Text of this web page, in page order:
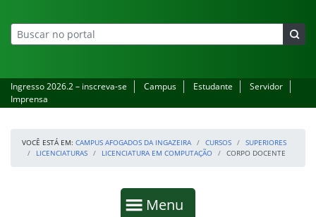
Ingresso 2026.2 – inscreva-se Campus Estudante
Servidor
Imprensa
VOCÊ ESTÁ EM: CAMPUS AFOGADOS DA INGAZEIRA CURSOS
SUPERIORES
LICENCIATURAS
LICENCIATURA EM COMPUTAÇÃO CORPO DOCENTE
Mostrar
Menu